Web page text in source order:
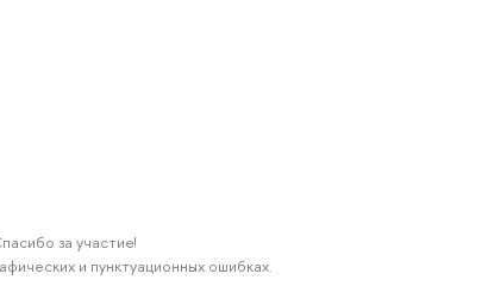
за участие!
и пунктуационных ошибках.